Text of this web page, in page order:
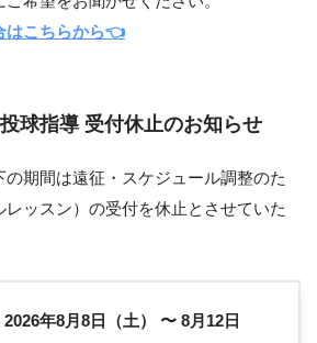
はこちらから👈
球指導 受付休止のお知らせ
期間は遠征・スケジュール調整のた
ッスン）の受付を休止とさせていた
2026年8月8日（土） 〜 8月12日